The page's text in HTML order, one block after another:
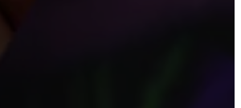
den 3. november: Fra